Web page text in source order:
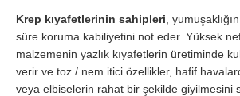
Krep kıyafetlerinin sahipleri ,
süre koruma kabiliyetini not eder. Yüksek
malzemenin yazlık kıyafetlerin üretiminde
verir ve toz / nem itici özellikler, hafif
veya elbiselerin rahat bir şekilde giyilmesini